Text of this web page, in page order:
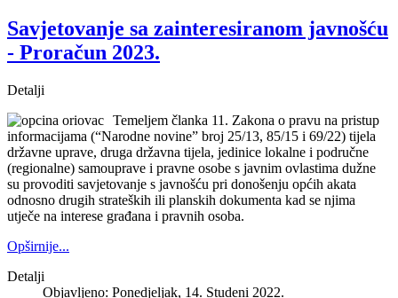
Savjetovanje sa zainteresiranom javnošću
- Proračun 2023.
Detalji
Temeljem članka 11. Zakona o pravu na pristup
informacijama (“Narodne novine” broj 25/13, 85/15 i 69/22) tijela
državne uprave, druga državna tijela, jedinice lokalne i područne
(regionalne) samouprave i pravne osobe s javnim ovlastima dužne
su provoditi savjetovanje s javnošću pri donošenju općih akata
odnosno drugih strateških ili planskih dokumenta kad se njima
utječe na interese građana i pravnih osoba.
Opširnije...
Detalji
Objavljeno: Ponedjeljak, 14. Studeni 2022.